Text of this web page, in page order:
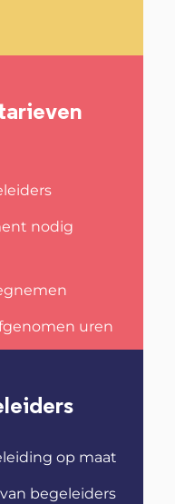
nodig
uren
op maat
begeleiders